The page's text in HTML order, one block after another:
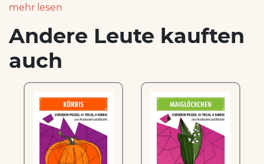
mehr lesen
Andere Leute kauften
auch